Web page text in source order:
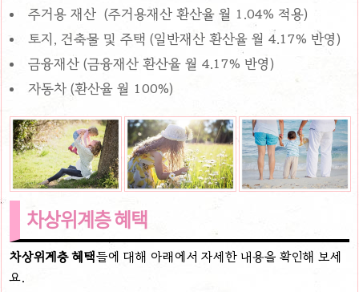
주거용 재산 (주거용재산 환산율 월 1.04% 적용)
토지, 건축물 및 주택 (일반재산 환산율 월 4.17% 반영)
금융재산 (금융재산 환산율 월 4.17% 반영)
자동차 (환산율 월 100%)
차상위계층 혜택
차상위계층 혜택들에 대해 아래에서 자세한 내용을 확인해 보세
요.